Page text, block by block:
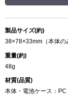
製品サイズ(約)
38×78×33mm（本体の
重量(約)
48g
材質(品質)
本体・電池ケース：